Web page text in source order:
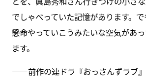
でしゃべっていた記憶があります。
懸命やっていこうみたいな空気があ
ます。
――前作の連ドラ『おっさんずラブ